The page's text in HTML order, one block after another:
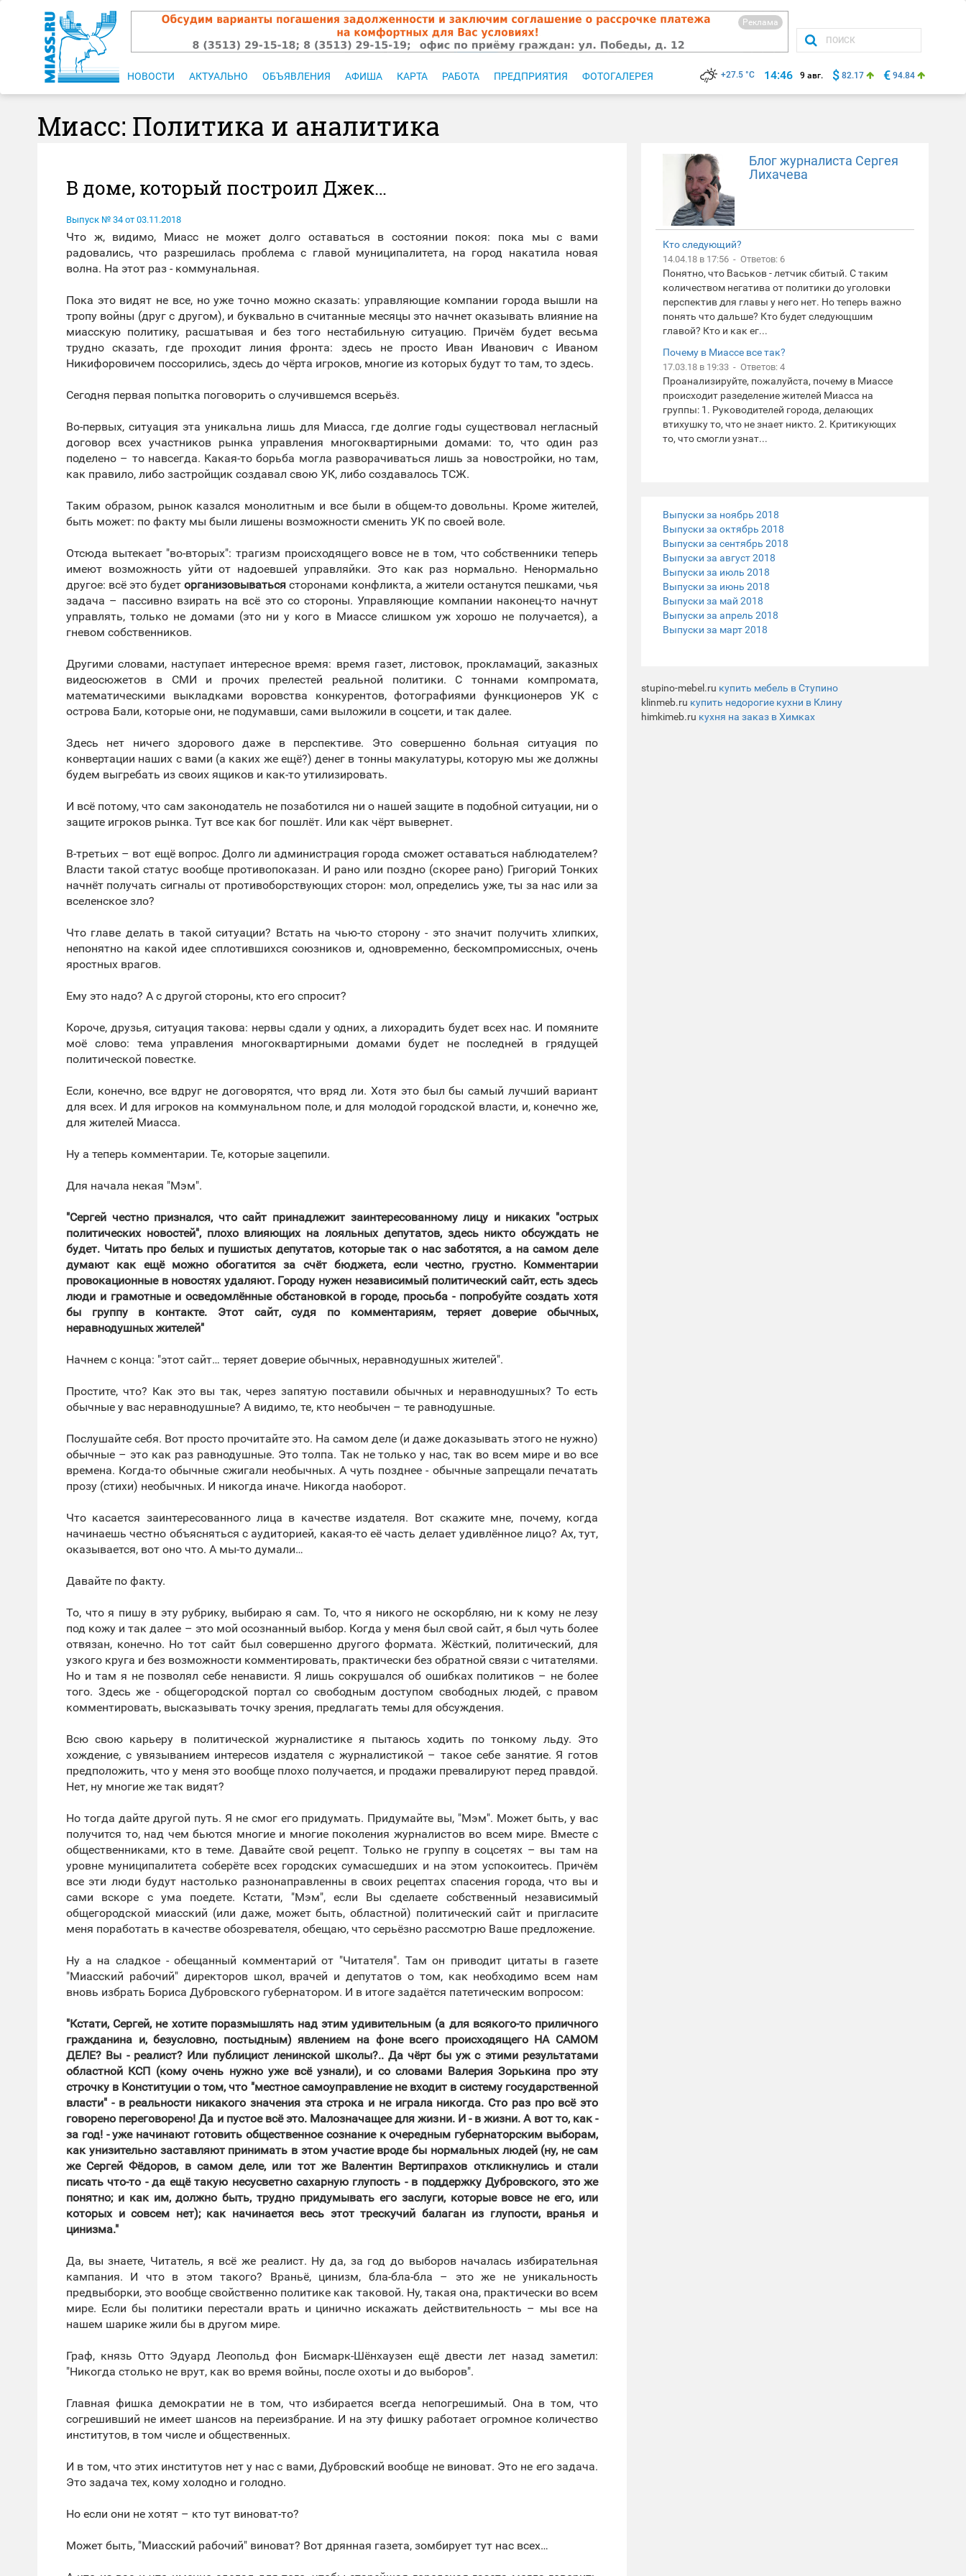
Реклама
НОВОСТИ АКТУАЛЬНО ОБЪЯВЛЕНИЯ АФИША КАРТА РАБОТА ПРЕДПРИЯТИЯ ФОТОГАЛЕРЕЯ +27.5 °C 14:46 9 авг. $ 82.17 € 94.84
Миасс: Политика и аналитика
В доме, который построил Джек…
Выпуск № 34 от 03.11.2018
Что ж, видимо, Миасс не может долго оставаться в состоянии покоя: пока мы с вами
радовались, что разрешилась проблема с главой муниципалитета, на город накатила новая
волна. На этот раз - коммунальная.
Пока это видят не все, но уже точно можно сказать: управляющие компании города вышли на
тропу войны (друг с другом), и буквально в считанные месяцы это начнет оказывать влияние на
миасскую политику, расшатывая и без того нестабильную ситуацию. Причём будет весьма
трудно сказать, где проходит линия фронта: здесь не просто Иван Иванович с Иваном
Никифоровичем поссорились, здесь до чёрта игроков, многие из которых будут то там, то здесь.
Сегодня первая попытка поговорить о случившемся всерьёз.
Во-первых, ситуация эта уникальна лишь для Миасса, где долгие годы существовал негласный
договор всех участников рынка управления многоквартирными домами: то, что один раз
поделено – то навсегда. Какая-то борьба могла разворачиваться лишь за новостройки, но там,
как правило, либо застройщик создавал свою УК, либо создавалось ТСЖ.
Таким образом, рынок казался монолитным и все были в общем-то довольны. Кроме жителей,
быть может: по факту мы были лишены возможности сменить УК по своей воле.
Отсюда вытекает "во-вторых": трагизм происходящего вовсе не в том, что собственники теперь
имеют возможность уйти от надоевшей управляйки. Это как раз нормально. Ненормально
другое: всё это будеторганизовываться сторонами конфликта, а жители останутся пешками, чья
задача – пассивно взирать на всё это со стороны. Управляющие компании наконец-то начнут
управлять, только не домами (это ни у кого в Миассе слишком уж хорошо не получается), а
гневом собственников.
Другими словами, наступает интересное время: время газет, листовок, прокламаций, заказных
видеосюжетов в СМИ и прочих прелестей реальной политики. С тоннами компромата,
математическими выкладками воровства конкурентов, фотографиями функционеров УК с
острова Бали, которые они, не подумавши, сами выложили в соцсети, и так далее.
Здесь нет ничего здорового даже в перспективе. Это совершенно больная ситуация по
конвертации наших с вами (а каких же ещё?) денег в тонны макулатуры, которую мы же должны
будем выгребать из своих ящиков и как-то утилизировать.
И всё потому, что сам законодатель не позаботился ни о нашей защите в подобной ситуации, ни о
защите игроков рынка. Тут все как бог пошлёт. Или как чёрт вывернет.
В-третьих – вот ещё вопрос. Долго ли администрация города сможет оставаться наблюдателем?
Власти такой статус вообще противопоказан. И рано или поздно (скорее рано) Григорий Тонких
начнёт получать сигналы от противоборствующих сторон: мол, определись уже, ты за нас или за
вселенское зло?
Что главе делать в такой ситуации? Встать на чью-то сторону - это значит получить хлипких,
непонятно на какой идее сплотившихся союзников и, одновременно, бескомпромиссных, очень
яростных врагов.
Ему это надо? А с другой стороны, кто его спросит?
Короче, друзья, ситуация такова: нервы сдали у одних, а лихорадить будет всех нас. И помяните
моё слово: тема управления многоквартирными домами будет не последней в грядущей
политической повестке.
Если, конечно, все вдруг не договорятся, что вряд ли. Хотя это был бы самый лучший вариант
для всех. И для игроков на коммунальном поле, и для молодой городской власти, и, конечно же,
для жителей Миасса.
Ну а теперь комментарии. Те, которые зацепили.
Для начала некая "Мэм".
"Сергей честно признался, что сайт принадлежит заинтересованному лицу и никаких "острых
политических новостей", плохо влияющих на лояльных депутатов, здесь никто обсуждать не
будет. Читать про белых и пушистых депутатов, которые так о нас заботятся, а на самом деле
думают как ещё можно обогатится за счёт бюджета, если честно, грустно. Комментарии
провокационные в новостях удаляют. Городу нужен независимый политический сайт, есть здесь
люди и грамотные и осведомлённые обстановкой в городе, просьба - попробуйте создать хотя
бы группу в контакте. Этот сайт, судя по комментариям, теряет доверие обычных,
неравнодушных жителей"
Начнем с конца: "этот сайт… теряет доверие обычных, неравнодушных жителей".
Простите, что? Как это вы так, через запятую поставили обычных и неравнодушных? То есть
обычные у вас неравнодушные? А видимо, те, кто необычен – те равнодушные.
Послушайте себя. Вот просто прочитайте это. На самом деле (и даже доказывать этого не нужно)
обычные – это как раз равнодушные. Это толпа. Так не только у нас, так во всем мире и во все
времена. Когда-то обычные сжигали необычных. А чуть позднее - обычные запрещали печатать
прозу (стихи) необычных. И никогда иначе. Никогда наоборот.
Что касается заинтересованного лица в качестве издателя. Вот скажите мне, почему, когда
начинаешь честно объясняться с аудиторией, какая-то её часть делает удивлённое лицо? Ах, тут,
оказывается, вот оно что. А мы-то думали…
Давайте по факту.
То, что я пишу в эту рубрику, выбираю я сам. То, что я никого не оскорбляю, ни к кому не лезу
под кожу и так далее – это мой осознанный выбор. Когда у меня был свой сайт, я был чуть более
отвязан, конечно. Но тот сайт был совершенно другого формата. Жёсткий, политический, для
узкого круга и без возможности комментировать, практически без обратной связи с читателями.
Но и там я не позволял себе ненависти. Я лишь сокрушался об ошибках политиков – не более
того. Здесь же - общегородской портал со свободным доступом свободных людей, с правом
комментировать, высказывать точку зрения, предлагать темы для обсуждения.
Всю свою карьеру в политической журналистике я пытаюсь ходить по тонкому льду. Это
хождение, с увязыванием интересов издателя с журналистикой – такое себе занятие. Я готов
предположить, что у меня это вообще плохо получается, и продажи превалируют перед правдой.
Нет, ну многие же так видят?
Но тогда дайте другой путь. Я не смог его придумать. Придумайте вы, "Мэм". Может быть, у вас
получится то, над чем бьются многие и многие поколения журналистов во всем мире. Вместе с
общественниками, кто в теме. Давайте свой рецепт. Только не группу в соцсетях – вы там на
уровне муниципалитета соберёте всех городских сумасшедших и на этом успокоитесь. Причём
все эти люди будут настолько разнонаправленны в своих рецептах спасения города, что вы и
сами вскоре с ума поедете. Кстати, "Мэм", если Вы сделаете собственный независимый
общегородской миасский (или даже, может быть, областной) политический сайт и пригласите
меня поработать в качестве обозревателя, обещаю, что серьёзно рассмотрю Ваше предложение.
Ну а на сладкое - обещанный комментарий от "Читателя". Там он приводит цитаты в газете
"Миасский рабочий" директоров школ, врачей и депутатов о том, как необходимо всем нам
вновь избрать Бориса Дубровского губернатором. И в итоге задаётся патетическим вопросом:
"Кстати, Сергей, не хотите поразмышлять над этим удивительным (а для всякого-то приличного
гражданина и, безусловно, постыдным) явлением на фоне всего происходящего НА САМОМ
ДЕЛЕ? Вы - реалист? Или публицист ленинской школы?.. Да чёрт бы уж с этими результатами
областной КСП (кому очень нужно уже всё узнали), и со словами Валерия Зорькина про эту
строчку в Конституции о том, что "местное самоуправление не входит в систему государственной
власти" - в реальности никакого значения эта строка и не играла никогда. Сто раз про всё это
говорено переговорено! Да и пустое всё это. Малозначащее для жизни. И - в жизни. А вот то, как -
за год! - уже начинают готовить общественное сознание к очередным губернаторским выборам,
как унизительно заставляют принимать в этом участие вроде бы нормальных людей (ну, не сам
же Сергей Фёдоров, в самом деле, или тот же Валентин Вертипрахов откликнулись и стали
писать что-то - да ещё такую несусветно сахарную глупость - в поддержку Дубровского, это же
понятно; и как им, должно быть, трудно придумывать его заслуги, которые вовсе не его, или
которых и совсем нет); как начинается весь этот трескучий балаган из глупости, вранья и
цинизма."
Да, вы знаете, Читатель, я всё же реалист. Ну да, за год до выборов началась избирательная
кампания. И что в этом такого? Враньё, цинизм, бла-бла-бла – это же не уникальность
предвыборки, это вообще свойственно политике как таковой. Ну, такая она, практически во всем
мире. Если бы политики перестали врать и цинично искажать действительность – мы все на
нашем шарике жили бы в другом мире.
Граф, князь Отто Эдуард Леопольд фон Бисмарк-Шёнхаузен ещё двести лет назад заметил:
"Никогда столько не врут, как во время войны, после охоты и до выборов".
Главная фишка демократии не в том, что избирается всегда непогрешимый. Она в том, что
согрешивший не имеет шансов на переизбрание. И на эту фишку работает огромное количество
институтов, в том числе и общественных.
И в том, что этих институтов нет у нас с вами, Дубровский вообще не виноват. Это не его задача.
Это задача тех, кому холодно и голодно.
Но если они не хотят – кто тут виноват-то?
Может быть, "Миасский рабочий" виноват? Вот дрянная газета, зомбирует тут нас всех…
Блог журналиста Сергея
Лихачева
Кто следующий?
14.04.18 в 17:56 - Ответов: 6
Понятно, что Васьков - летчик сбитый. С таким
количеством негатива от политики до уголовки
перспектив для главы у него нет. Но теперь важно
понять что дальше? Кто будет следующшим
главой? Кто и как ег...
Почему в Миассе все так?
17.03.18 в 19:33 - Ответов: 4
Проанализируйте, пожалуйста, почему в Миассе
происходит разеделение жителей Миасса на
группы: 1. Руководителей города, делающих
втихушку то, что не знает никто. 2. Критикующих
то, что смогли узнат...
Выпуски за ноябрь 2018
Выпуски за октябрь 2018
Выпуски за сентябрь 2018
Выпуски за август 2018
Выпуски за июль 2018
Выпуски за июнь 2018
Выпуски за май 2018
Выпуски за апрель 2018
Выпуски за март 2018
stupino-mebel.ru купить мебель в Ступино
klinmeb.ru купить недорогие кухни в Клину
himkimeb.ru кухня на заказ в Химках